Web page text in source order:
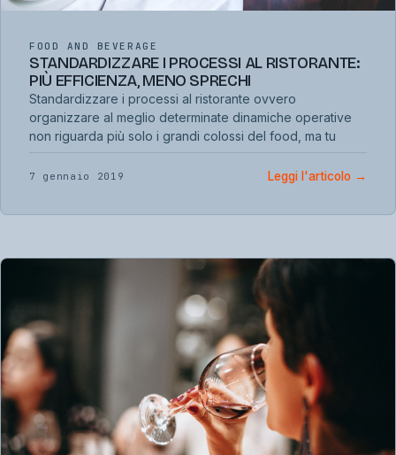
FOOD AND BEVERAGE
STANDARDIZZARE I PROCESSI AL RISTORANTE:
PIÙ EFFICIENZA, MENO SPRECHI
Standardizzare i processi al ristorante ovvero
organizzare al meglio determinate dinamiche operative
non riguarda più solo i grandi colossi del food, ma tu
7 gennaio 2019 Leggi l'articolo →